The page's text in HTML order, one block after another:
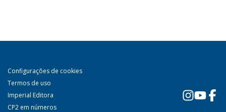
Configurações de cookies
Termos de uso
Imperial Editora
CP2 em números